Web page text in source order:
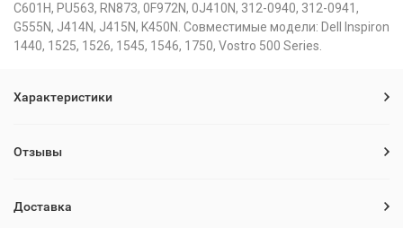
C601H, PU563, RN873, 0F972N, 0J410N, 312-0940, 312-0941,
G555N, J414N, J415N, K450N. Совместимые модели: Dell Inspiron
1440, 1525, 1526, 1545, 1546, 1750, Vostro 500 Series.
Характеристики
Отзывы
Доставка